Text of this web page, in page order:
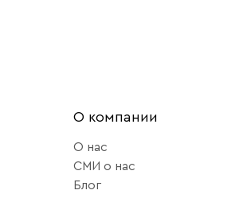
О компании
О нас
СМИ о нас
Блог